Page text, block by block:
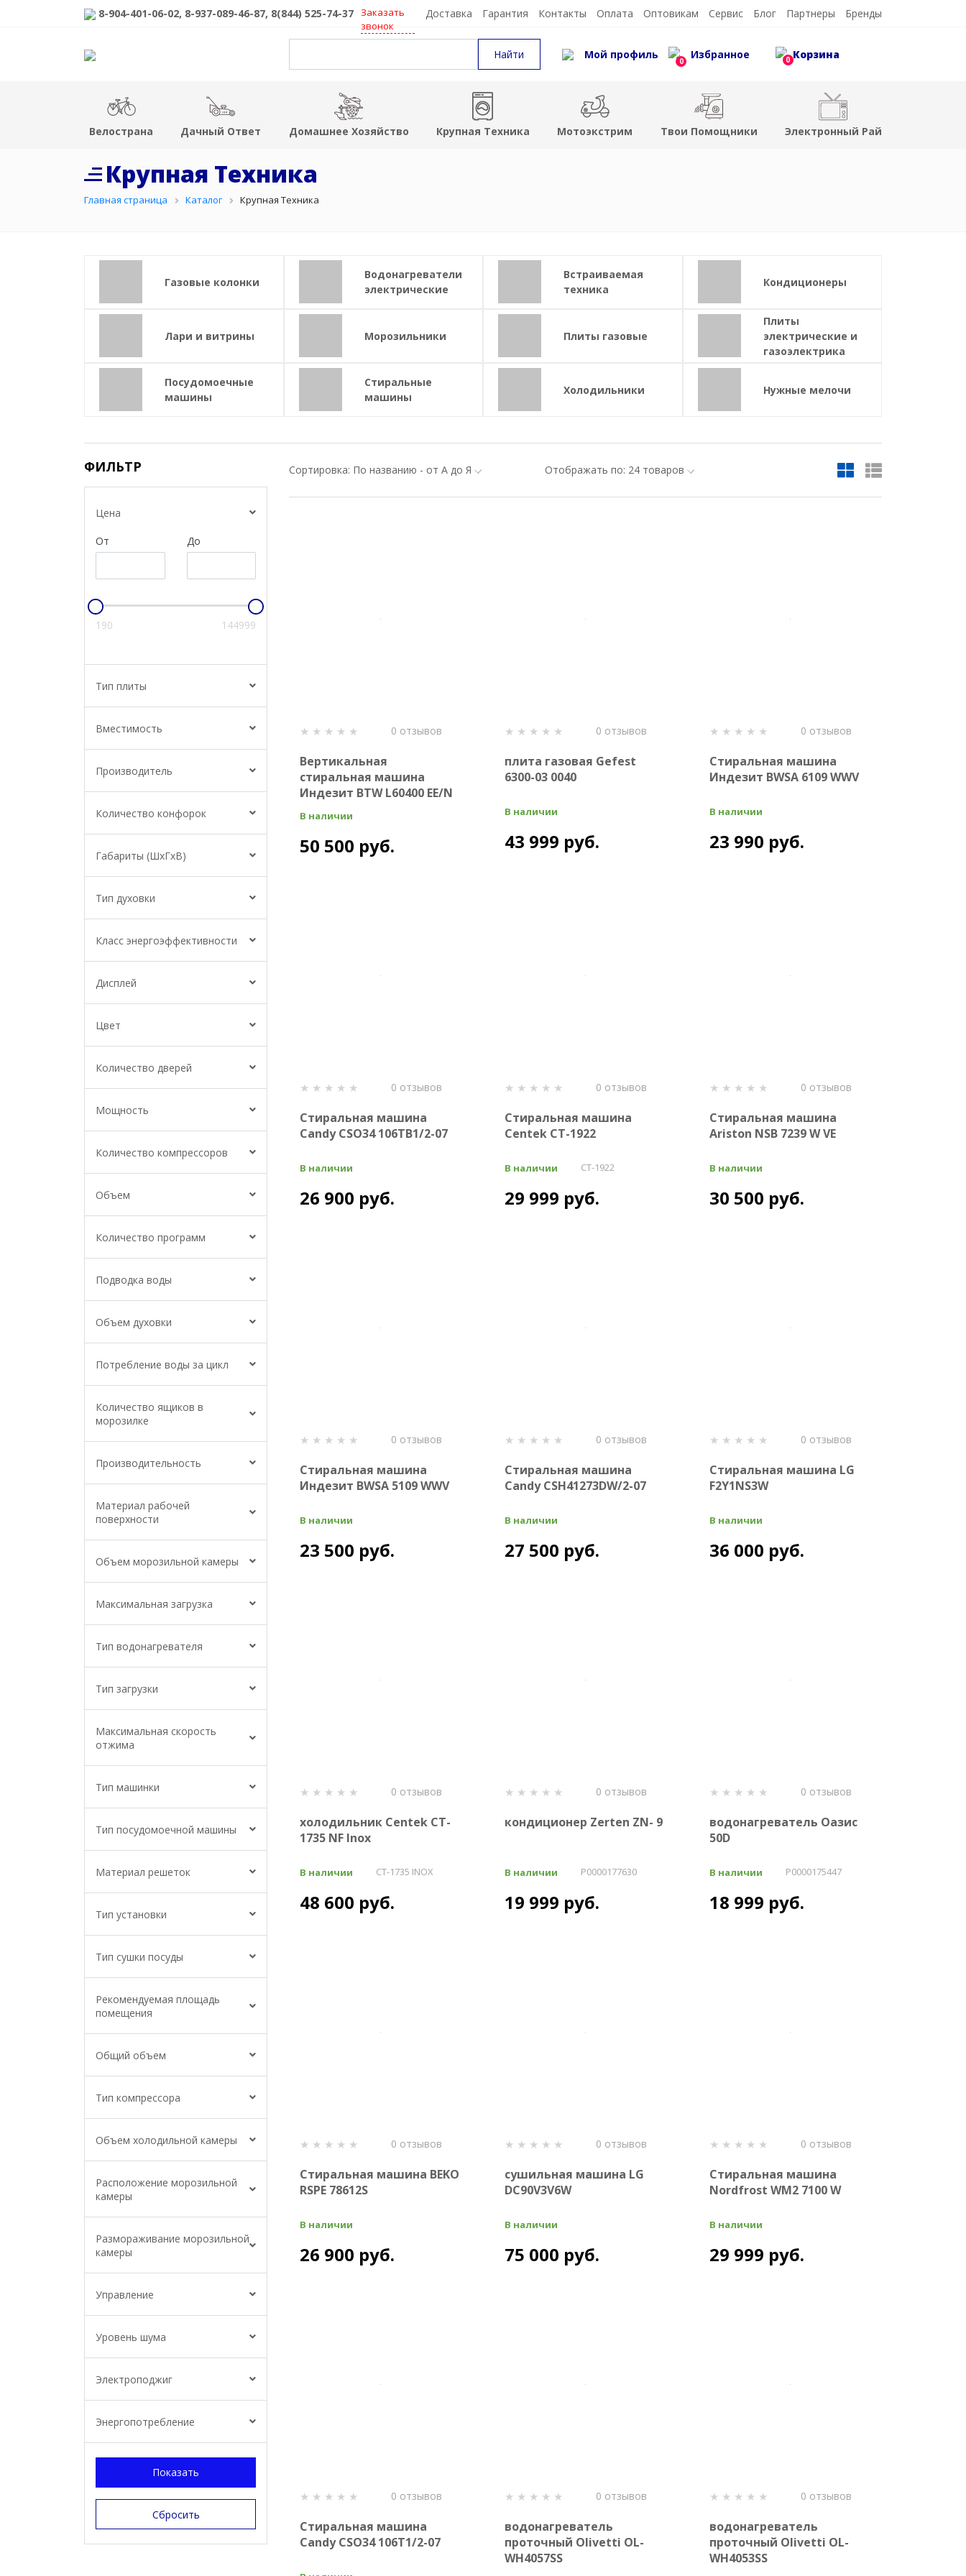
8-904-401-06-02, 8-937-089-46-87, 8(844) 525-74-37
Заказать
звонок
Доставка Гарантия Контакты Оплата Оптовикам Сервис Блог Партнеры Бренды
Мой профиль Избранное
0 Корзина
0
Велострана Дачный Ответ Домашнее Хозяйство Крупная Техника Мотоэкстрим Твои Помощники Электронный Рай
Крупная Техника
Главная страница Каталог Крупная Техника
Газовые колонки
Водонагреватели
электрические
Встраиваемая
техника
Кондиционеры
Лари и витрины Морозильники Плиты газовые
Плиты
электрические и
газоэлектрика
Посудомоечные
машины
Стиральные
машины
Холодильники Нужные мелочи
ФИЛЬТР
Цена
От До
190 144999
Тип плиты
Вместимость
Производитель
Количество конфорок
Габариты (ШхГхВ)
Тип духовки
Класс энергоэффективности
Дисплей
Цвет
Количество дверей
Мощность
Количество компрессоров
Объем
Количество программ
Подводка воды
Объем духовки
Потребление воды за цикл
Количество ящиков в
морозилке
Производительность
Материал рабочей
поверхности
Объем морозильной камеры
Максимальная загрузка
Тип водонагревателя
Тип загрузки
Максимальная скорость
отжима
Тип машинки
Тип посудомоечной машины
Материал решеток
Тип установки
Тип сушки посуды
Рекомендуемая площадь
помещения
Общий объем
Тип компрессора
Объем холодильной камеры
Расположение морозильной
камеры
Размораживание морозильной
камеры
Управление
Уровень шума
Электроподжиг
Энергопотребление
Сортировка: По названию - от А до Я Отображать по: 24 товаров
0 отзывов
Вертикальная
стиральная машина
Индезит BTW L60400 EE/N
В наличии
50 500 руб.
0 отзывов
плита газовая Gefest
6300-03 0040
В наличии
43 999 руб.
0 отзывов
Стиральная машина
Индезит BWSA 6109 WWV
В наличии
23 990 руб.
0 отзывов
Стиральная машина
Candy CSO34 106TB1/2-07
В наличии
26 900 руб.
0 отзывов
Стиральная машина
Centek CT-1922
В наличии CT-1922
29 999 руб.
0 отзывов
Стиральная машина
Ariston NSB 7239 W VE
В наличии
30 500 руб.
0 отзывов
Стиральная машина
Индезит BWSA 5109 WWV
В наличии
23 500 руб.
0 отзывов
Стиральная машина
Candy CSH41273DW/2-07
В наличии
27 500 руб.
0 отзывов
Стиральная машина LG
F2Y1NS3W
В наличии
36 000 руб.
0 отзывов
холодильник Centek CT-
1735 NF Inox
В наличии CT-1735 INOX
48 600 руб.
0 отзывов
кондиционер Zerten ZN- 9
В наличии P0000177630
19 999 руб.
0 отзывов
водонагреватель Оазис
50D
В наличии P0000175447
18 999 руб.
0 отзывов
Стиральная машина BEKO
RSPE 78612S
В наличии
26 900 руб.
0 отзывов
сушильная машина LG
DC90V3V6W
В наличии
75 000 руб.
0 отзывов
Стиральная машина
Nordfrost WM2 7100 W
В наличии
29 999 руб.
0 отзывов
Стиральная машина
Candy CSO34 106T1/2-07
0 отзывов
водонагреватель
проточный Olivetti OL-
WH4057SS
0 отзывов
водонагреватель
проточный Olivetti OL-
WH4053SS